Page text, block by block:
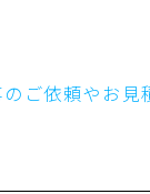
ご依頼やお